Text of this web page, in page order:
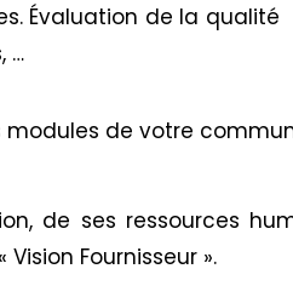
Évaluation de la qualité
…
de votre
de ses ressources
Fournisseur ».